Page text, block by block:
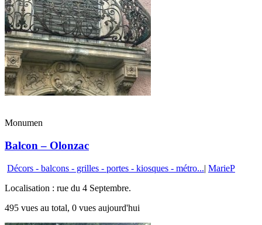
Monumen
Balcon – Olonzac
Décors - balcons - grilles - portes - kiosques - métro...| MarieP
Localisation : rue du 4 Septembre.
495 vues au total, 0 vues aujourd'hui